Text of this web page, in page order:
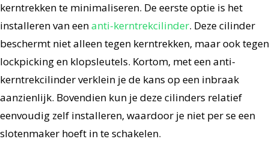
kerntrekken te minimaliseren. De eerste optie is het
installeren van eenanti-kerntrekcilinder. Deze cilinder
beschermt niet alleen tegen kerntrekken, maar ook tegen
lockpicking en klopsleutels. Kortom, met een anti-
kerntrekcilinder verklein je de kans op een inbraak
aanzienlijk. Bovendien kun je deze cilinders relatief
eenvoudig zelf installeren, waardoor je niet per se een
slotenmaker hoeft in te schakelen.